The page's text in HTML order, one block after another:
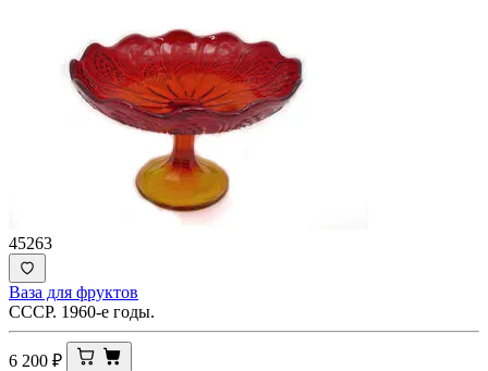
45263
Ваза для фруктов
СССР. 1960-е годы.
6 200 ₽